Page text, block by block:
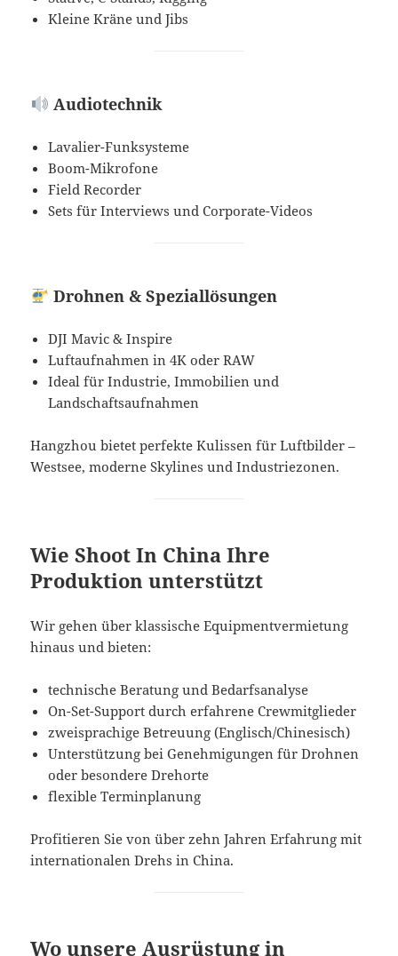
Kleine Kräne und Jibs
Audiotechnik
Lavalier-Funksysteme
Boom-Mikrofone
Field Recorder
Sets für Interviews und Corporate-Videos
Drohnen & Speziallösungen
DJI Mavic & Inspire
Luftaufnahmen in 4K oder RAW
Ideal für Industrie, Immobilien und
Landschaftsaufnahmen
Hangzhou bietet perfekte Kulissen für Luftbilder –
Westsee, moderne Skylines und Industriezonen.
Wie Shoot In China Ihre
Produktion unterstützt
Wir gehen über klassische Equipmentvermietung
hinaus und bieten:
technische Beratung und Bedarfsanalyse
On-Set-Support durch erfahrene Crewmitglieder
zweisprachige Betreuung (Englisch/Chinesisch)
Unterstützung bei Genehmigungen für Drohnen
oder besondere Drehorte
flexible Terminplanung
Profitieren Sie von über zehn Jahren Erfahrung mit
internationalen Drehs in China.
Wo unsere Ausrüstung in